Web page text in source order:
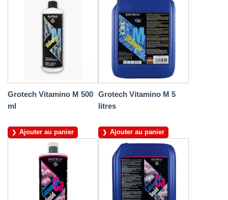
Grotech Vitamino M 500
ml
Ajouter au panier
Grotech Vitamino M 5
litres
Ajouter au panier